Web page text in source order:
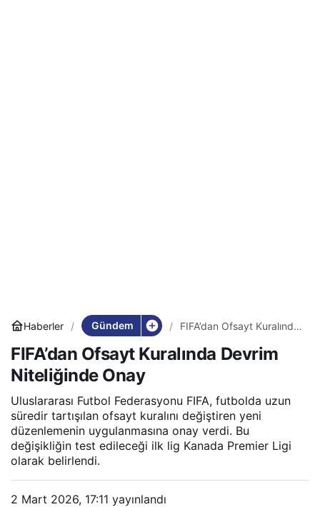
Haberler Gündem
FIFA’dan Ofsayt Kuralında
FIFA’dan Ofsayt Kuralında Devrim
Niteliğinde Onay
Uluslararası Futbol Federasyonu FIFA, futbolda uzun
süredir tartışılan ofsayt kuralını değiştiren yeni
düzenlemenin uygulanmasına onay verdi. Bu
değişikliğin test edileceği ilk lig Kanada Premier Ligi
olarak belirlendi.
2 Mart 2026, 17:11 yayınlandı